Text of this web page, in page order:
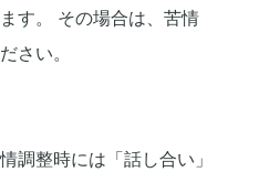
す。 その場合は、苦情
さい。
調整時には「話し合い」